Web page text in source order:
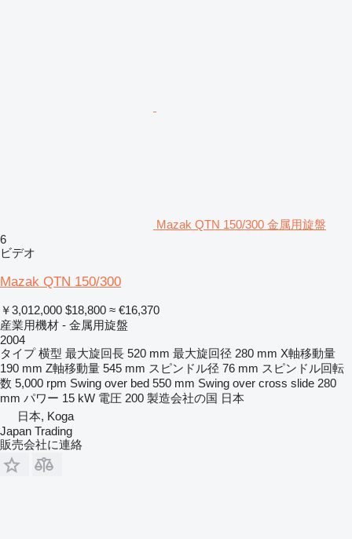
Mazak QTN 150/300 金属用旋盤
6
ビデオ
Mazak QTN 150/300
￥3,012,000 $18,800 ≈ €16,370
産業用機材 - 金属用旋盤
2004
タイプ 横型 最大旋回長 520 mm 最大旋回径 280 mm X軸移動量
190 mm Z軸移動量 545 mm スピンドル径 76 mm スピンドル回転
数 5,000 rpm Swing over bed 550 mm Swing over cross slide 280
mm パワー 15 kW 電圧 200 製造会社の国 日本
日本, Koga
Japan Trading
販売会社に連絡